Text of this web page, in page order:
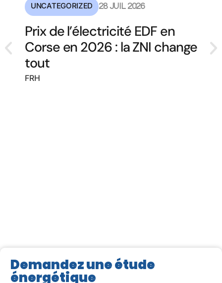
UNCATEGORIZED 28 JUIL 2026
Prix de l’électricité EDF en
Corse en 2026 : la ZNI change
tout
FRH
Demandez une étude
énergétique